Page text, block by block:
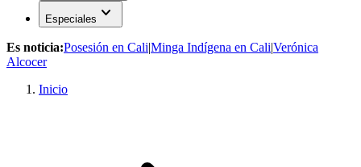
Especiales expand_more
Es noticia:Posesión en Cali|Minga Indígena en Cali|Verónica
Alcocer
Inicio